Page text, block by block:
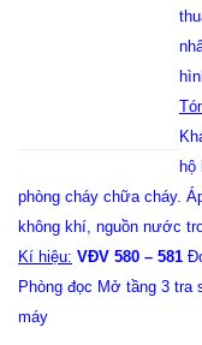
hộ
phòng cháy chữa cháy.
không khí, nguồn nước
Kí hiệu: VĐV 580 – 581
Phòng đọc Mở tầng 3 tra
máy